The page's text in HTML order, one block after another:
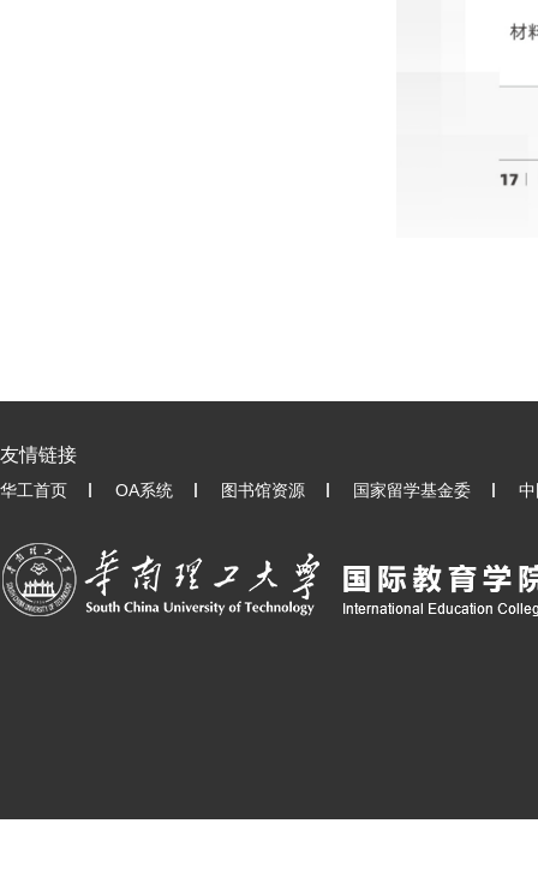
友情链接
华工首页 OA系统 图书馆资源 国家留学基金委